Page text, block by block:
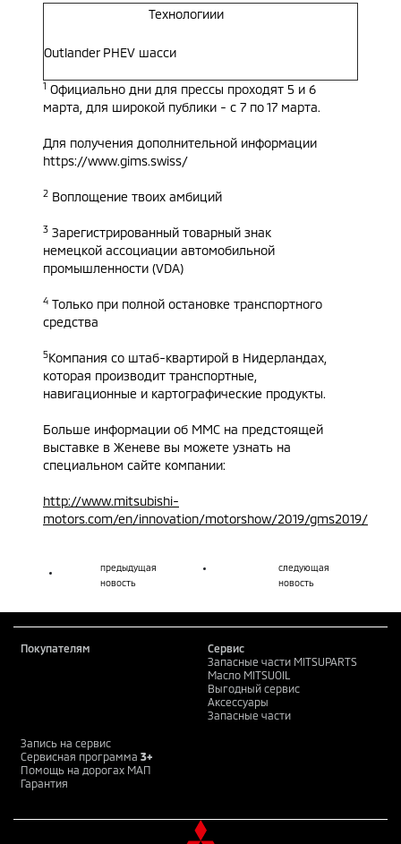
Технологиии
Outlander PHEV шасси
1 Официально дни для прессы проходят 5 и 6
марта, для широкой публики - с 7 по 17 марта.
Для получения дополнительной информации
https://www.gims.swiss/
2 Воплощение твоих амбиций
3 Зарегистрированный товарный знак
немецкой ассоциации автомобильной
промышленности (VDA)
4 Только при полной остановке транспортного
средства
5Компания со штаб-квартирой в Нидерландах,
которая производит транспортные,
навигационные и картографические продукты.
Больше информации об ММС на предстоящей
выставке в Женеве вы можете узнать на
специальном сайте компании:
http://www.mitsubishi-
motors.com/en/innovation/motorshow/2019/gms2019/
предыдущая
новость
следующая
новость
Покупателям
Сервис
Запасные части MITSUPARTS
Масло MITSUOIL
Выгодный сервис
Аксессуары
Запасные части
Запись на сервис
Сервисная программа 3+
Помощь на дорогах МАП
Гарантия